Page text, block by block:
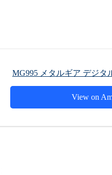
MG995 メタルギア デジタ
View on